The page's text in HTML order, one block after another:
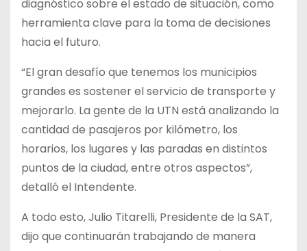
diagnóstico sobre el estado de situación, como
herramienta clave para la toma de decisiones
hacia el futuro.
“El gran desafío que tenemos los municipios
grandes es sostener el servicio de transporte y
mejorarlo. La gente de la UTN está analizando la
cantidad de pasajeros por kilómetro, los
horarios, los lugares y las paradas en distintos
puntos de la ciudad, entre otros aspectos”,
detalló el Intendente.
A todo esto, Julio Titarelli, Presidente de la SAT,
dijo que continuarán trabajando de manera